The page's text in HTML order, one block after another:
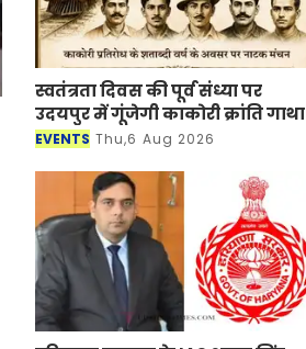
स्वतंत्रता दिवस की पूर्व संध्या पर
उदयपुर में गूंजेगी काकोरी क्रांति गाथा
EVENTS Thu,6 Aug 2026